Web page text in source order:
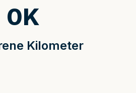
Kilometer
0K